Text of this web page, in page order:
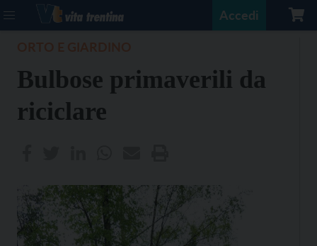
Accedi
Bulbose primaverili da
riciclare